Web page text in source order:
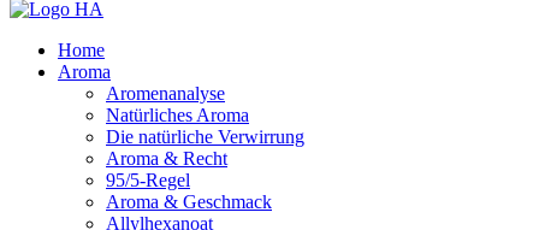
Home
Aroma
Aromenanalyse
Natürliches Aroma
Die natürliche Verwirrung
Aroma & Recht
95/5-Regel
Aroma & Geschmack
Allylhexanoat